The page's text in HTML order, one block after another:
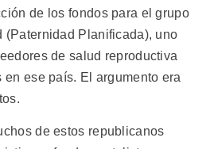
de los fondos para el grupo
(Paternidad Planificada), uno
de salud reproductiva
en ese país. El argumento era
de estos republicanos